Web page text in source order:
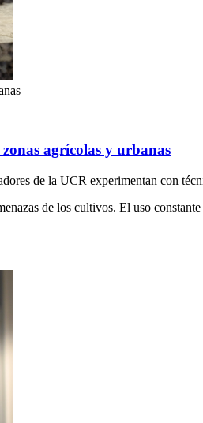
agrícolas y urbanas
de la UCR experimentan con
de los cultivos. El uso